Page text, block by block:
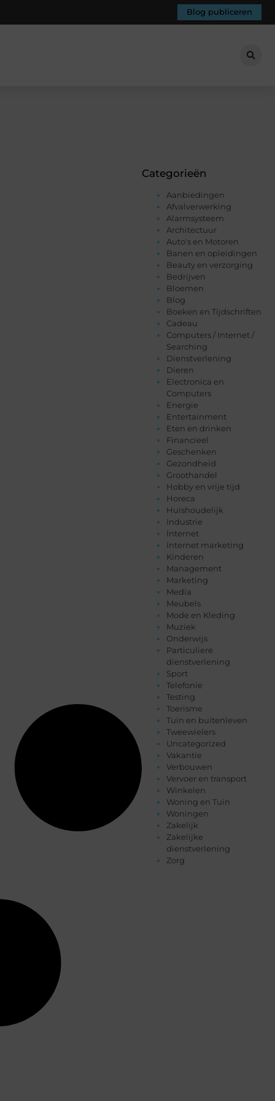
Blog publiceren
Categorieën
Aanbiedingen
Afvalverwerking
Alarmsysteem
Architectuur
Auto's en Motoren
Banen en opleidingen
Beauty en verzorging
Bedrijven
Bloemen
Blog
Boeken en Tijdschriften
Cadeau
Computers / Internet /
Searching
Dienstverlening
Dieren
Electronica en
Computers
Energie
Entertainment
Eten en drinken
Financieel
Geschenken
Gezondheid
Groothandel
Hobby en vrije tijd
Horeca
Huishoudelijk
Industrie
Internet
Internet marketing
Kinderen
Management
Marketing
Media
Meubels
Mode en Kleding
Muziek
Onderwijs
Particuliere
dienstverlening
Sport
Telefonie
Testing
Toerisme
Tuin en buitenleven
Tweewielers
Uncategorized
Vakantie
Verbouwen
Vervoer en transport
Winkelen
Woning en Tuin
Woningen
Zakelijk
Zakelijke
dienstverlening
Zorg